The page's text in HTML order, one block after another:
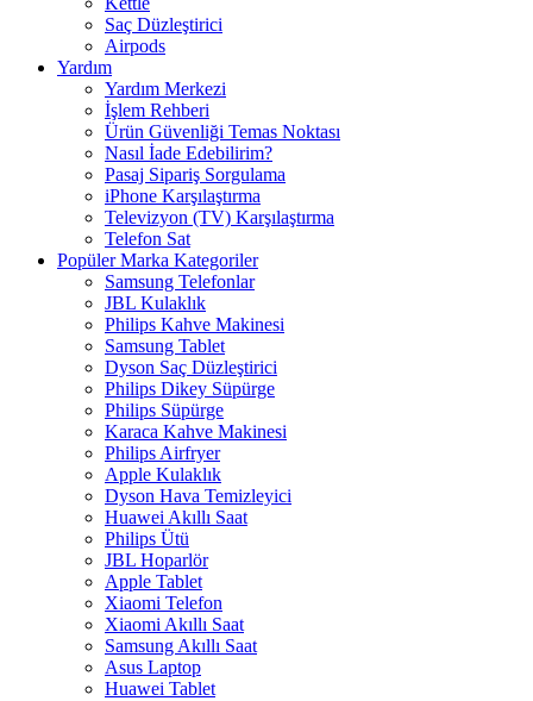
Saç Düzleştirici
Airpods
Yardım
Yardım Merkezi
İşlem Rehberi
Ürün Güvenliği Temas Noktası
Nasıl İade Edebilirim?
Pasaj Sipariş Sorgulama
iPhone Karşılaştırma
Televizyon (TV) Karşılaştırma
Telefon Sat
Popüler Marka Kategoriler
Samsung Telefonlar
JBL Kulaklık
Philips Kahve Makinesi
Samsung Tablet
Dyson Saç Düzleştirici
Philips Dikey Süpürge
Philips Süpürge
Karaca Kahve Makinesi
Philips Airfryer
Apple Kulaklık
Dyson Hava Temizleyici
Huawei Akıllı Saat
Philips Ütü
JBL Hoparlör
Apple Tablet
Xiaomi Telefon
Xiaomi Akıllı Saat
Samsung Akıllı Saat
Asus Laptop
Huawei Tablet